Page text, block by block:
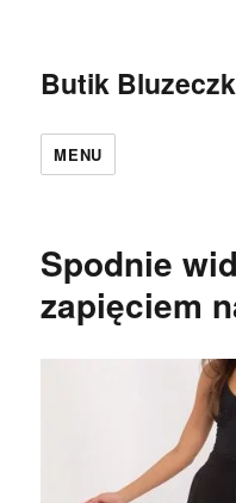
Butik
MENU
Spodnie
zapięciem